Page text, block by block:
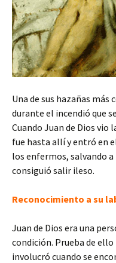
Una de sus hazañas más
durante el incendió que
Cuando Juan de Dios vio
fue hasta allí y entró en
los enfermos, salvando
consiguió salir ileso.
Reconocimiento a su
Juan de Dios era una
condición. Prueba de
involucró cuando se